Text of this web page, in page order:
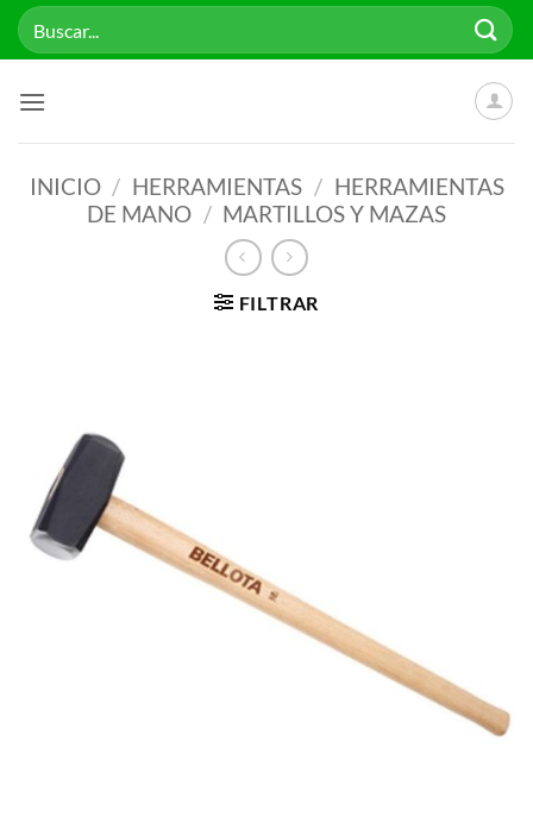
Saltar
Buscar
por:
INICIO / HERRAMIENTAS / HERRAMIENTAS
DE MANO / MARTILLOS Y MAZAS
FILTRAR